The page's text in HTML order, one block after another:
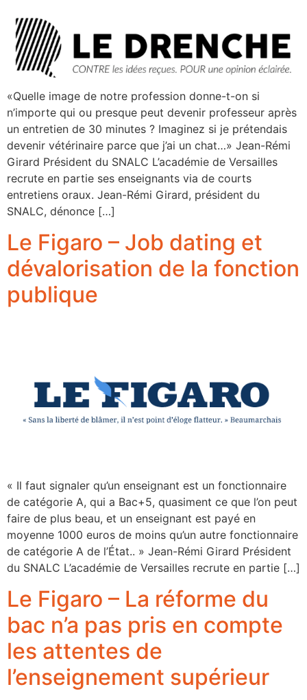
«Quelle image de notre profession donne-t-on si
n’importe qui ou presque peut devenir professeur après
un entretien de 30 minutes ? Imaginez si je prétendais
devenir vétérinaire parce que j’ai un chat…» Jean-Rémi
Girard Président du SNALC L’académie de Versailles
recrute en partie ses enseignants via de courts
entretiens oraux. Jean-Rémi Girard, président du
SNALC, dénonce […]
Le Figaro – Job dating et
dévalorisation de la fonction
publique
« Il faut signaler qu’un enseignant est un fonctionnaire
de catégorie A, qui a Bac+5, quasiment ce que l’on peut
faire de plus beau, et un enseignant est payé en
moyenne 1000 euros de moins qu’un autre fonctionnaire
de catégorie A de l’État.. » Jean-Rémi Girard Président
du SNALC L’académie de Versailles recrute en partie […]
Le Figaro – La réforme du
bac n’a pas pris en compte
les attentes de
l’enseignement supérieur